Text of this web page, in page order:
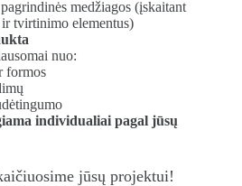
medžiagos (įskaitant
tvirtinimo elementus)
nuo:
formos
individualiai pagal jūsų
jūsų projektui!